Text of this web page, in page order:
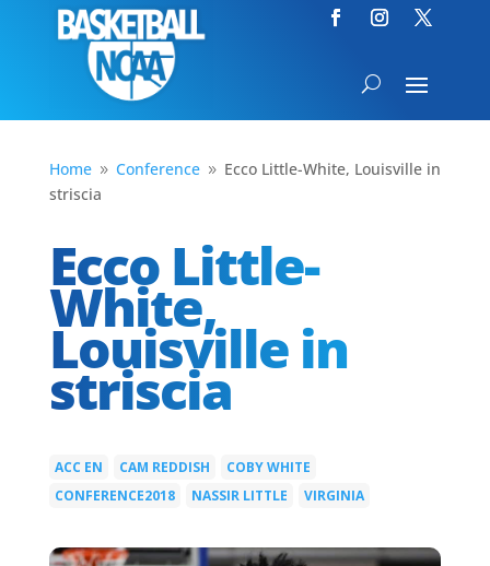
Home 9 Conference 9 Ecco Little-White, Louisville in
striscia
Ecco Little-
White,
Louisville in
striscia
ACC EN CAM REDDISH COBY WHITE
CONFERENCE2018 NASSIR LITTLE VIRGINIA